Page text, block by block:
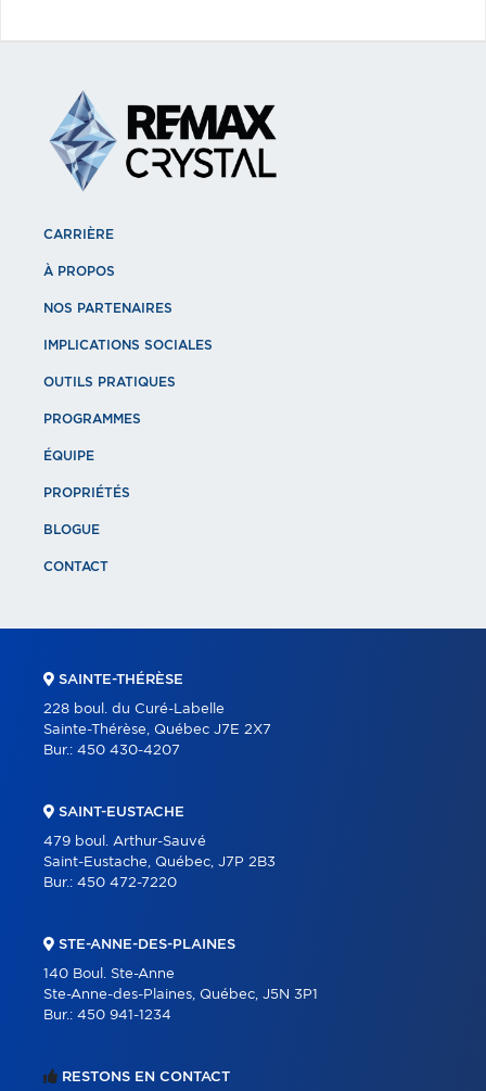
CARRIÈRE
À PROPOS
NOS PARTENAIRES
IMPLICATIONS SOCIALES
OUTILS PRATIQUES
PROGRAMMES
ÉQUIPE
PROPRIÉTÉS
BLOGUE
CONTACT
RESTONS EN CONTACT
SAINTE-THÉRÈSE
228 boul. du Curé-Labelle
Sainte-Thérèse, Québec J7E 2X7
Bur.: 450 430-4207
SAINT-EUSTACHE
479 boul. Arthur-Sauvé
Saint-Eustache, Québec, J7P 2B3
Bur.: 450 472-7220
STE-ANNE-DES-PLAINES
140 Boul. Ste-Anne
Ste-Anne-des-Plaines, Québec, J5N 3P1
Bur.: 450 941-1234